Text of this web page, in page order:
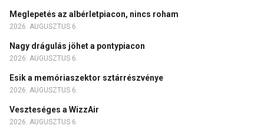
Meglepetés az albérletpiacon, nincs roham
2026. AUGUSZTUS 6.
Nagy drágulás jöhet a pontypiacon
2026. AUGUSZTUS 6.
Esik a memóriaszektor sztárrészvénye
2026. AUGUSZTUS 6.
Veszteséges a WizzAir
2026. AUGUSZTUS 6.